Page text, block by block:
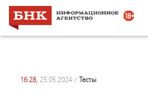
16:28, 25.05.2024 / тесты